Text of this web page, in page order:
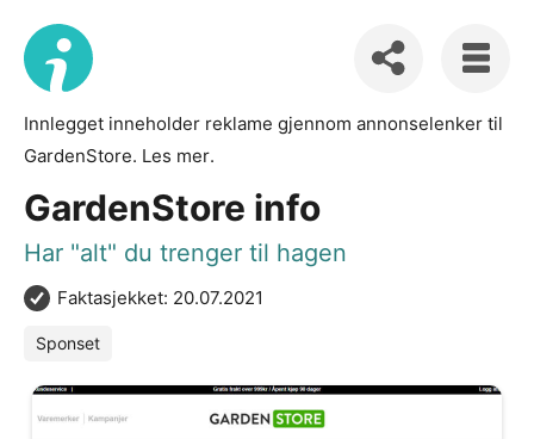
Innlegget inneholder reklame gjennom annonselenker til
GardenStore. Les mer.
GardenStore info
Har "alt" du trenger til hagen
Faktasjekket: 20.07.2021
Sponset